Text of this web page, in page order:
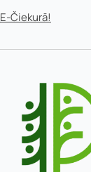
E-Čiekurā!